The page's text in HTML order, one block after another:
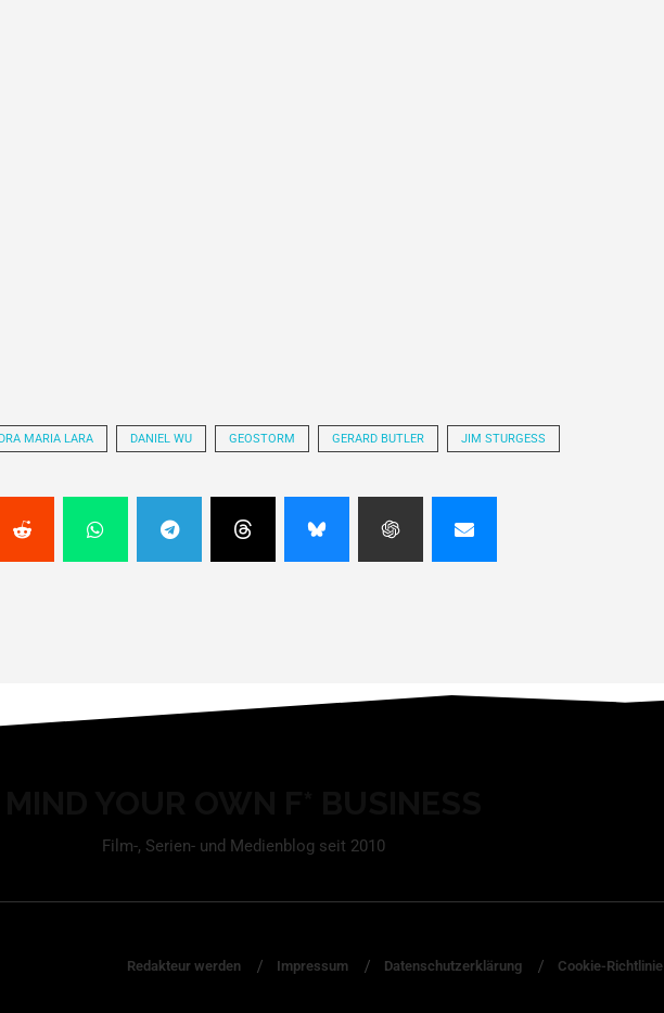
MARIA LARA DANIEL WU GEOSTORM GERARD BUTLER JIM STURGESS
Film-, Serien- und Medienblog seit 2010
Redakteur werden Impressum Datenschutzerklärung Cookie-Richtlinie